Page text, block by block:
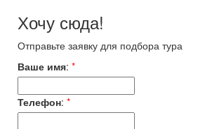
Хочу сюда!
Отправьте заявку для подбора тура
Ваше имя: *
Телефон: *